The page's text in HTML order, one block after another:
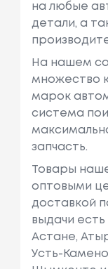
на любые
детали, а
На нашем
множество
марок
система
запчасть.
Товары
оптовыми
доставкой
выдачи есть
Астане,
Усть-